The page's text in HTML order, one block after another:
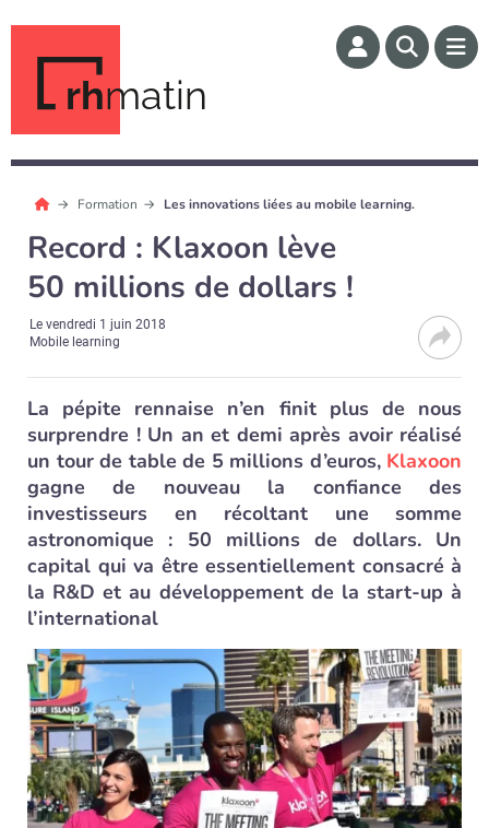
rhmatin
Formation Les innovations liées au mobile learning.
Record : Klaxoon lève
50 millions de dollars !
Levendredi 1 juin 2018
Mobile learning
La pépite rennaise n’en finit plus de nous
surprendre ! Un an et demi après avoir réalisé
un tour de table de 5 millions d’euros, Klaxoon
gagne de nouveau la confiance des
investisseurs en récoltant une somme
astronomique : 50 millions de dollars. Un
capital qui va être essentiellement consacré à
la R&D et au développement de la start-up à
l’international